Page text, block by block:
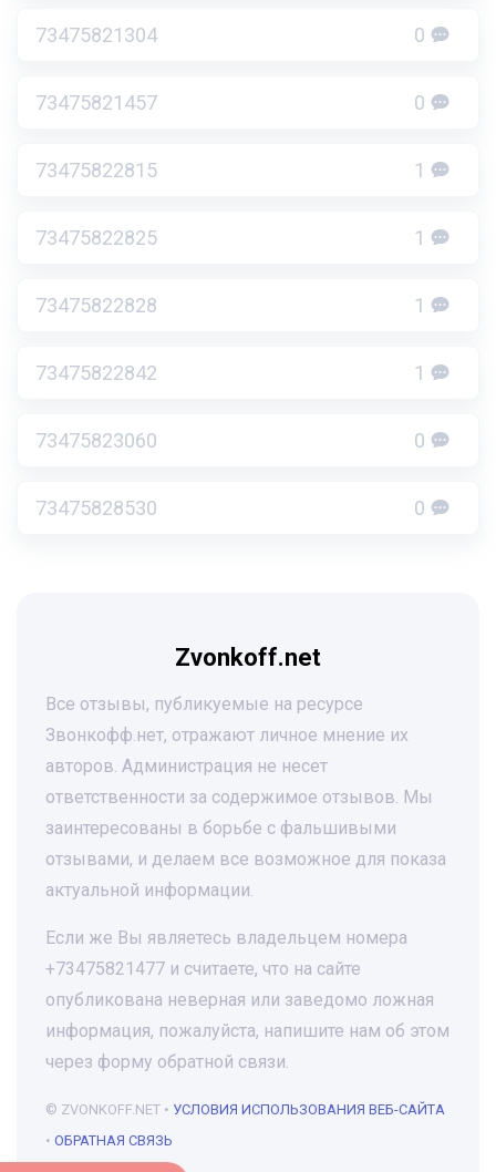
73475821304 0
73475821457 0
73475822815 1
73475822825 1
73475822828 1
73475822842 1
73475823060 0
73475828530 0
Zvonkoff.net
Все отзывы, публикуемые на ресурсе
Звонкофф.нет, отражают личное мнение их
авторов. Администрация не несет
ответственности за содержимое отзывов. Мы
заинтересованы в борьбе с фальшивыми
отзывами, и делаем все возможное для показа
актуальной информации.
Если же Вы являетесь владельцем номера
+73475821477 и считаете, что на сайте
опубликована неверная или заведомо ложная
информация, пожалуйста, напишите нам об этом
через форму обратной связи.
© ZVONKOFF.NET • УСЛОВИЯ ИСПОЛЬЗОВАНИЯ ВЕБ-САЙТА
• ОБРАТНАЯ СВЯЗЬ